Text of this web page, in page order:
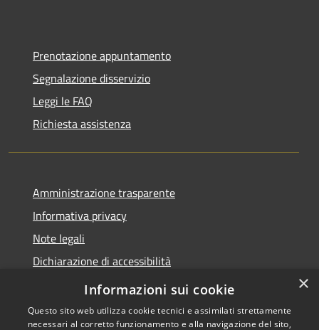
Prenotazione appuntamento
Segnalazione disservizio
Leggi le FAQ
Richiesta assistenza
Amministrazione trasparente
Informativa privacy
Note legali
Dichiarazione di accessibilità
Feedback accessibilità
×
Informazioni sui cookie
Questo sito web utilizza cookie tecnici e assimilati strettamente
necessari al corretto funzionamento e alla navigazione del sito,